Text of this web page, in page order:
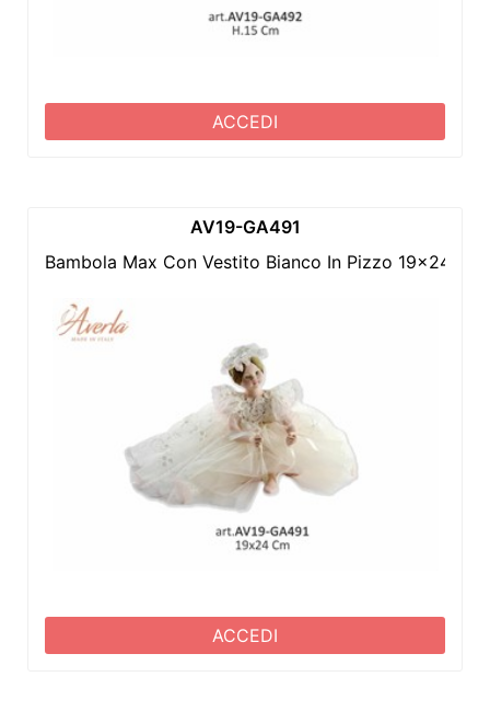
ACCEDI
AV19-GA491
Bambola Max Con Vestito Bianco In Pizzo 19x24
ACCEDI